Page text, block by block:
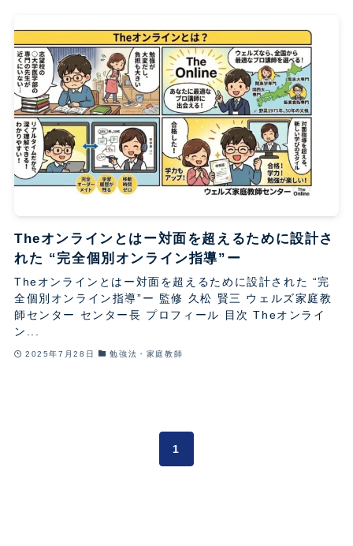
Theオンラインとはー対面を超えるために設計さ
れた “完全個別オンライン指導”ー
Theオンラインとはー対面を超えるために設計された “完
全個別オンライン指導”ー 監修 久松 賢三 ウェルズ家庭教
師センター センター長 プロフィール 目次 Theオンライ
ン...
2025年7月28日 勉強法・家庭教師
1